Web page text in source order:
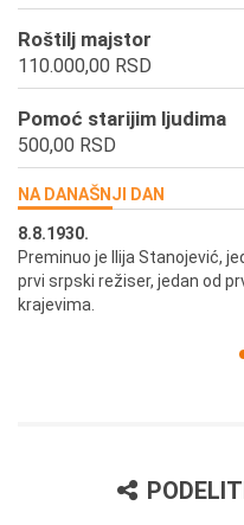
Roštilj majstor
110.000,00 RSD
Pomoć starijim ljudima
500,00 RSD
NA DANAŠNJI DAN
8.8.1930.
Preminuo je Ilija Stanojević,
prvi srpski režiser, jedan od
krajevima.